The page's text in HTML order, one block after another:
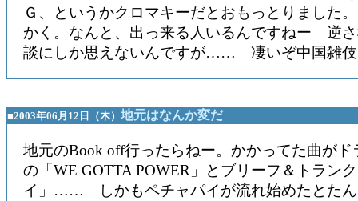
Ｇ、というかクロマキーだとおもっとりました
かく。なんと、出っ来る人いるんですねー 逆
談にしか思えないんですが…… 凄いぞ中国雑
■2003年06月12日（木） 地元はなんか変だ
地元のBook off行ったらねー。かかってた曲がド
の「WE GOTTA POWER」とブリーフ＆トラン
イ」…… しかもペチャパイが流れ始めたとたん